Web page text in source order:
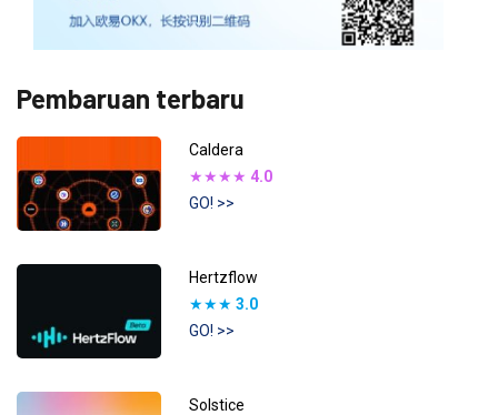
Pembaruan terbaru
Caldera
★★★★ 4.0
GO! >>
Hertzflow
★★★ 3.0
GO! >>
Solstice